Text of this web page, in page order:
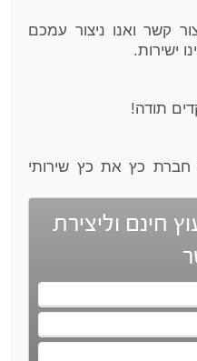
קשר ואנו ניצור עמכם
ישירות.
תודה!
חברת כץ את כץ שירותי
חינם וליצירת
מלא